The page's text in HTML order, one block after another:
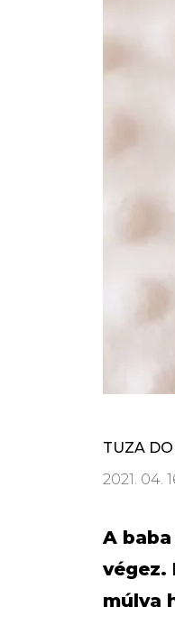
TUZA
2021. 04.
A
végez.
múlva